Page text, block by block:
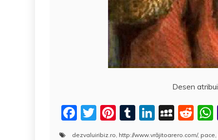
Desen
F
T
w
Pi
nt
T
Li
n
M R
e
dezvaluiribiz.ro http://www.vrăjitoarero.com/, pace